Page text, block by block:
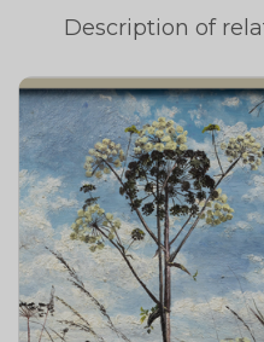
Description of